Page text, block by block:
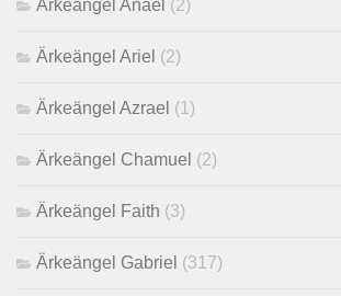
Ärkeängel Anael (2)
Ärkeängel Ariel (2)
Ärkeängel Azrael (1)
Ärkeängel Chamuel (2)
Ärkeängel Faith (3)
Ärkeängel Gabriel (317)